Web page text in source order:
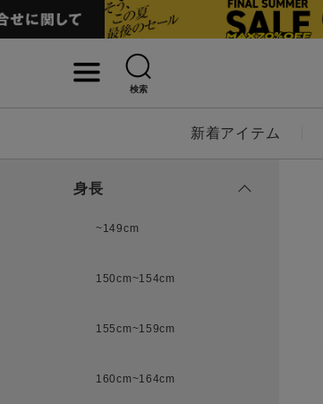
検索
新着アイテム
キーワード
身長
~149cm
150cm~154cm
155cm~159cm
160cm~164cm